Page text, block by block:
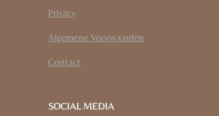
Privacy
Algemene Voorwaarden
Contact
SOCIAL MEDIA